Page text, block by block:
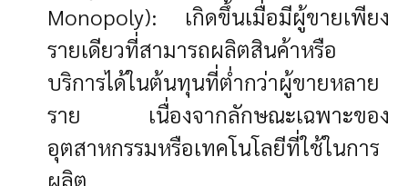
Monopoly): เกิดขึ้นเมื่อมีผู้ขายเพียง
รายเดียวที่สามารถผลิตสินค้าหรือ
บริการได้ในต้นทุนที่ต่ำกว่าผู้ขายหลาย
ราย เนื่องจากลักษณะเฉพาะของ
อุตสาหกรรมหรือเทคโนโลยีที่ใช้ในการ
ผลิต